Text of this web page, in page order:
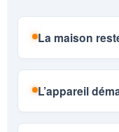
La maison
L’appareil